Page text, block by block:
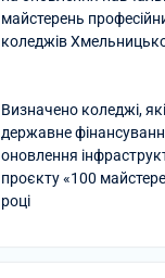
майстерень
коледжів
Визначено коледжі,
державне
оновлення
проєкту «100
році